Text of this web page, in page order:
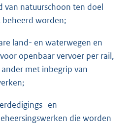
van natuurschoon ten doel
beheerd worden;
land- en waterwegen en
openbaar vervoer per rail,
ander met inbegrip van
en
die worden